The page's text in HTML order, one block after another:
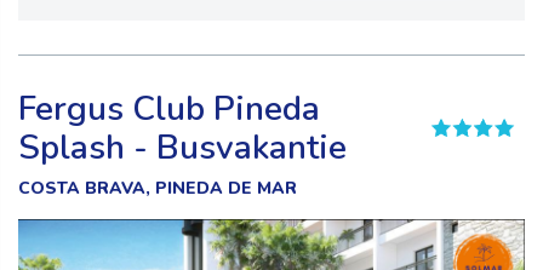
Fergus Club Pineda
Splash - Busvakantie
COSTA BRAVA, PINEDA DE MAR